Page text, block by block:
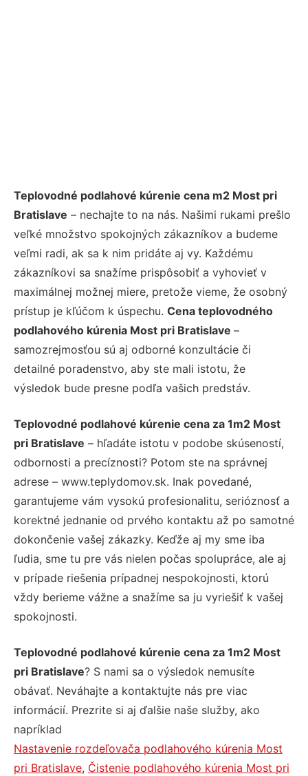
Teplovodné podlahové kúrenie cena m2 Most pri
Bratislave – nechajte to na nás. Našimi rukami prešlo
veľké množstvo spokojných zákazníkov a budeme
veľmi radi, ak sa k nim pridáte aj vy. Každému
zákazníkovi sa snažíme prispôsobiť a vyhovieť v
maximálnej možnej miere, pretože vieme, že osobný
prístup je kľúčom k úspechu. Cena teplovodného
podlahového kúrenia Most pri Bratislave –
samozrejmosťou sú aj odborné konzultácie či
detailné poradenstvo, aby ste mali istotu, že
výsledok bude presne podľa vašich predstáv.
Teplovodné podlahové kúrenie cena za 1m2 Most
pri Bratislave – hľadáte istotu v podobe skúseností,
odbornosti a precíznosti? Potom ste na správnej
adrese – www.teplydomov.sk. Inak povedané,
garantujeme vám vysokú profesionalitu, serióznosť a
korektné jednanie od prvého kontaktu až po samotné
dokončenie vašej zákazky. Keďže aj my sme iba
ľudia, sme tu pre vás nielen počas spolupráce, ale aj
v prípade riešenia prípadnej nespokojnosti, ktorú
vždy berieme vážne a snažíme sa ju vyriešiť k vašej
spokojnosti.
Teplovodné podlahové kúrenie cena za 1m2 Most
pri Bratislave? S nami sa o výsledok nemusíte
obávať. Neváhajte a kontaktujte nás pre viac
informácií. Prezrite si aj ďalšie naše služby, ako
napríklad
Nastavenie rozdeľovača podlahového kúrenia Most
pri Bratislave, Čistenie podlahového kúrenia Most pri